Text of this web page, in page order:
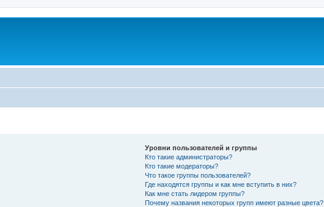
Уровни пользователей и группы
Кто такие администраторы?
Кто такие модераторы?
Что такое группы пользователей?
Где находятся группы и как мне вступить в них?
Как мне стать лидером группы?
Почему названия некоторых групп имеют разные цвета?